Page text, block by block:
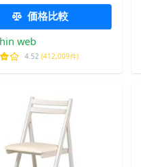
価格比較
web
4.52 (412,009件)